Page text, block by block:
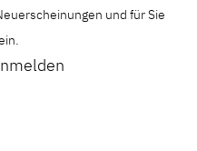
und für Sie